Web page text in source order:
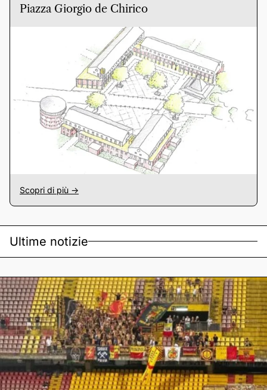
Piazza Giorgio de Chirico
Scopri di più ->
Ultime notizie